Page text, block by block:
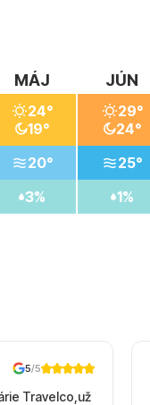
MÁJ
24°
19°
20°
3%
JÚN
29°
24°
25°
1%
5/5
Travelco,už